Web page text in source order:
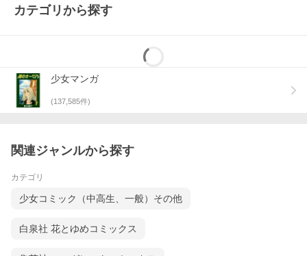
カテゴリから探す
少女マンガ
(137,585件)
関連ジャンルから探す
カテゴリ
少女コミック（中高生、一般）その他
白泉社 花とゆめコミックス